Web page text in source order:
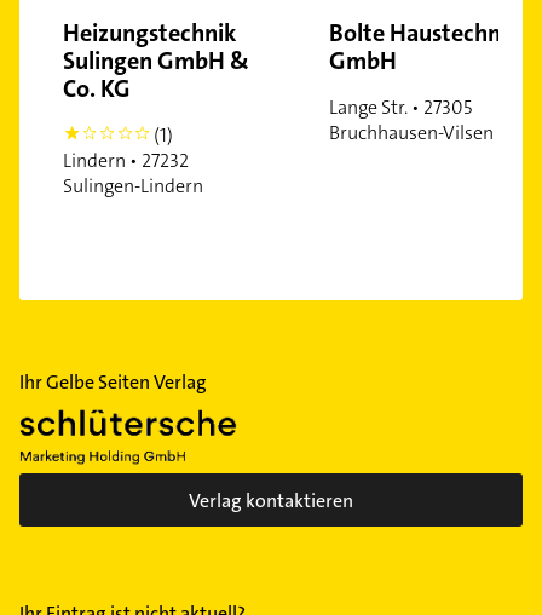
Heizungstechnik
Sulingen GmbH &
Co. KG
1
(1)
Lindern • 27232
Sulingen-Lindern
Bolte Haustechnik
GmbH
Lange Str. • 27305
Bruchhausen-Vilsen
Ihr Gelbe Seiten Verlag
Verlag kontaktieren